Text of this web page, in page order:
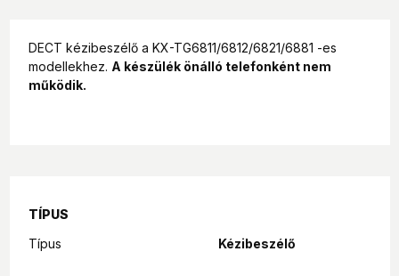
DECT kézibeszélő a KX-TG6811/6812/6821/6881 -es
modellekhez. A készülék önálló telefonként nem
működik.
TÍPUS
Típus
Kézibeszélő